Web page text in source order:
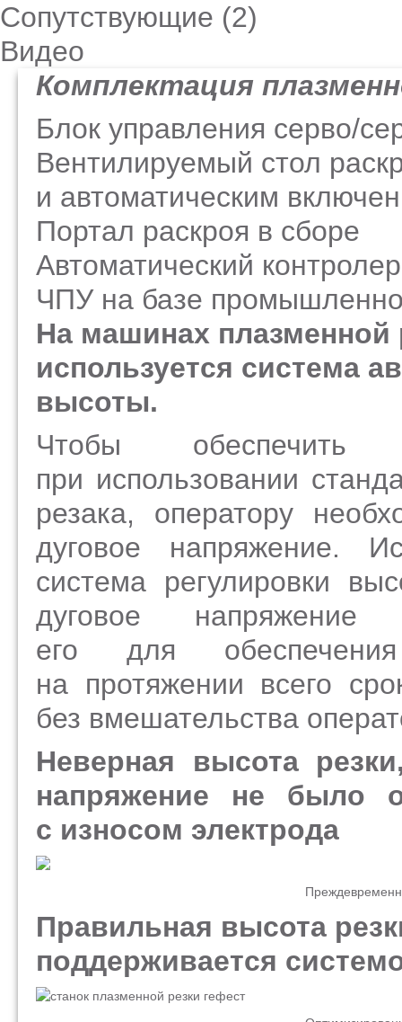
Сопутствующие (2)
Видео
Комплектация
Блок управления серво/
Вентилируемый стол
и автоматическим
Портал раскроя в сборе
Автоматический
ЧПУ на базе
На машинах плазменной
используется система
высоты.
Чтобы обеспечить
при использовании
резака, оператору
дуговое напряжение.
система регулировки
дуговое напряжение
его для
на протяжении всего
без вмешательства
Неверная высота
напряжение не было
с износом электрода
Правильная высота
поддерживается